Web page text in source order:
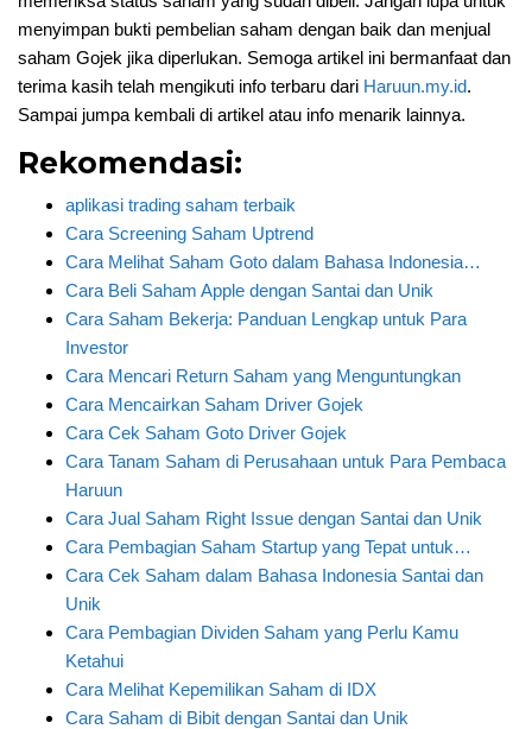
menyimpan bukti pembelian saham dengan baik dan menjual
saham Gojek jika diperlukan. Semoga artikel ini bermanfaat dan
terima kasih telah mengikuti info terbaru dari Haruun.my.id.
Sampai jumpa kembali di artikel atau info menarik lainnya.
Rekomendasi:
aplikasi trading saham terbaik
Cara Screening Saham Uptrend
Cara Melihat Saham Goto dalam Bahasa Indonesia…
Cara Beli Saham Apple dengan Santai dan Unik
Cara Saham Bekerja: Panduan Lengkap untuk Para
Investor
Cara Mencari Return Saham yang Menguntungkan
Cara Mencairkan Saham Driver Gojek
Cara Cek Saham Goto Driver Gojek
Cara Tanam Saham di Perusahaan untuk Para Pembaca
Haruun
Cara Jual Saham Right Issue dengan Santai dan Unik
Cara Pembagian Saham Startup yang Tepat untuk…
Cara Cek Saham dalam Bahasa Indonesia Santai dan
Unik
Cara Pembagian Dividen Saham yang Perlu Kamu
Ketahui
Cara Melihat Kepemilikan Saham di IDX
Cara Saham di Bibit dengan Santai dan Unik